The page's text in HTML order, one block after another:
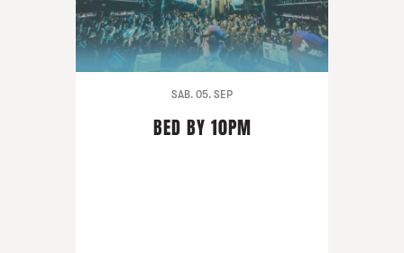
SAB. 05. SEP
BED BY 10PM